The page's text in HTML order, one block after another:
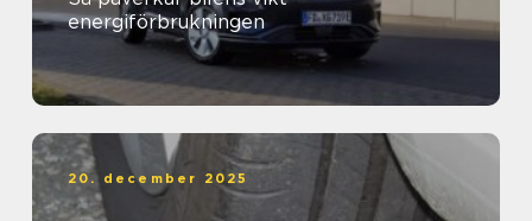
energiförbrukningen
20. december 2025